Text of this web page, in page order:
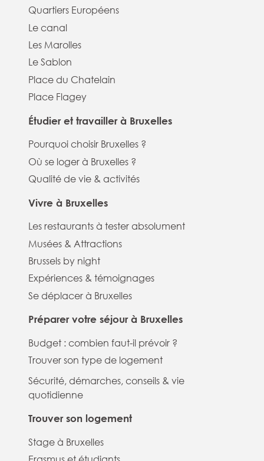
Quartiers Européens
Le canal
Les Marolles
Le Sablon
Place du Chatelain
Place Flagey
Étudier et travailler à Bruxelles
Pourquoi choisir Bruxelles ?
Où se loger à Bruxelles ?
Qualité de vie & activités
Vivre à Bruxelles
Les restaurants à tester absolument
Musées & Attractions
Brussels by night
Expériences & témoignages
Se déplacer à Bruxelles
Préparer votre séjour à Bruxelles
Budget : combien faut-il prévoir ?
Trouver son type de logement
Sécurité, démarches, conseils & vie
quotidienne
Trouver son logement
Stage à Bruxelles